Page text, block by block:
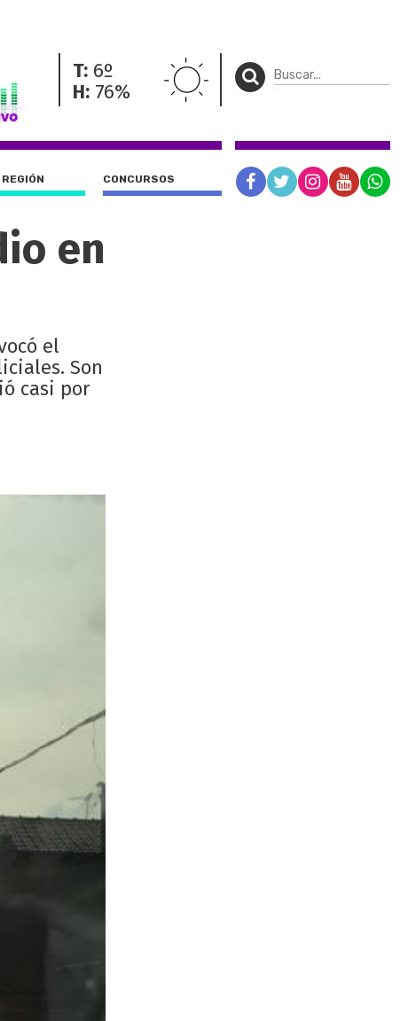
T: 6º
H: 76%
CONCURSOS
en
el
Son
casi por